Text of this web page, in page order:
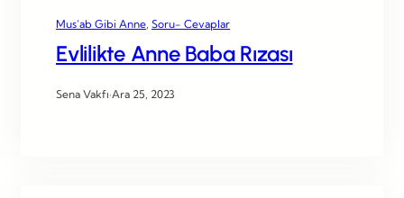
Mus’ab Gibi Anne Soru- Cevaplar
Evlilikte Anne Baba Rızası
Sena Vakfı·Ara 25, 2023